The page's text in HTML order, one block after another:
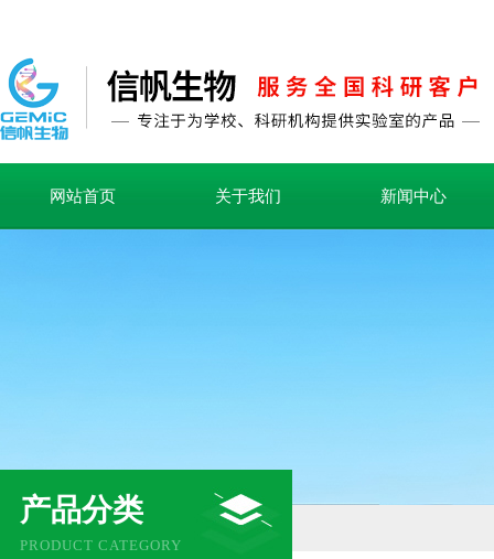
网站首页 关于我们 新闻中心
产品分类
PRODUCT CATEGORY